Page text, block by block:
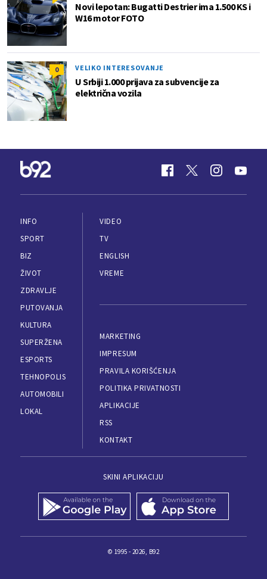
Novi lepotan: Bugatti Destrier ima 1.500 KS i
W16 motor FOTO
0 VELIKO INTERESOVANJE
U Srbiji 1.000 prijava za subvencije za
električna vozila
INFO
SPORT
BIZ
ŽIVOT
ZDRAVLJE
PUTOVANJA
KULTURA
SUPERŽENA
ESPORTS
TEHNOPOLIS
AUTOMOBILI
LOKAL
VIDEO
TV
ENGLISH
VREME
MARKETING
IMPRESUM
PRAVILA KORIŠĆENJA
POLITIKA PRIVATNOSTI
APLIKACIJE
RSS
KONTAKT
SKINI APLIKACIJU
© 1995 - 2026, B92